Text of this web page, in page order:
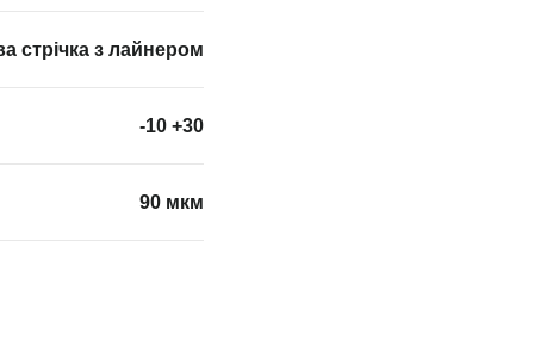
стрічка з лайнером
-10 +30
90 мкм